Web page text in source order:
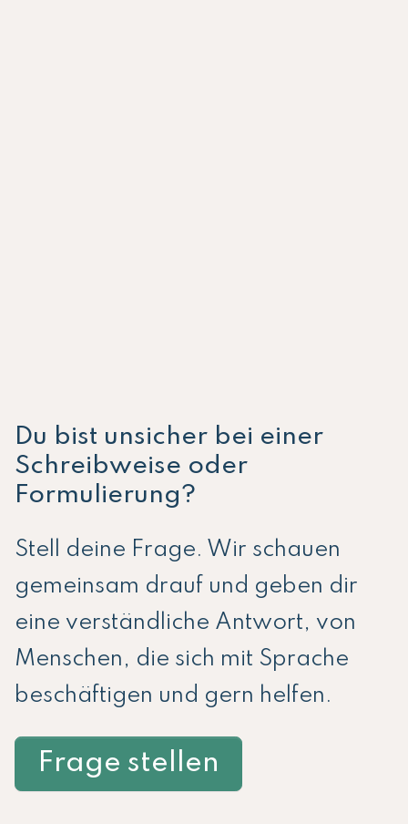
Du bist unsicher bei einer
Schreibweise oder
Formulierung?
Stell deine Frage. Wir schauen
gemeinsam drauf und geben dir
eine verständliche Antwort, von
Menschen, die sich mit Sprache
beschäftigen und gern helfen.
Frage stellen